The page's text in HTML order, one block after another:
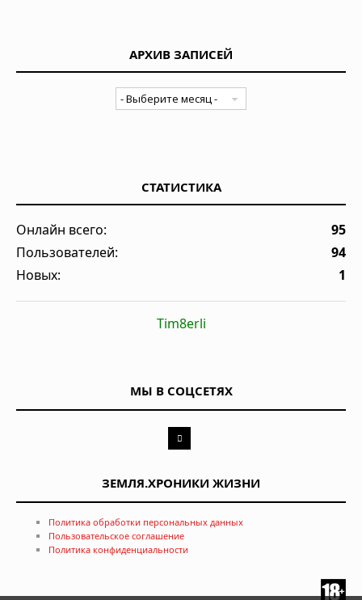
АРХИВ ЗАПИСЕЙ
СТАТИСТИКА
Онлайн всего:
95
Пользователей:
94
Новых:
1
Tim8erli
МЫ В СОЦСЕТЯХ
ЗЕМЛЯ.ХРОНИКИ ЖИЗНИ
Политика обработки персональных данных
Пользовательское соглашение
Политика конфиденциальности